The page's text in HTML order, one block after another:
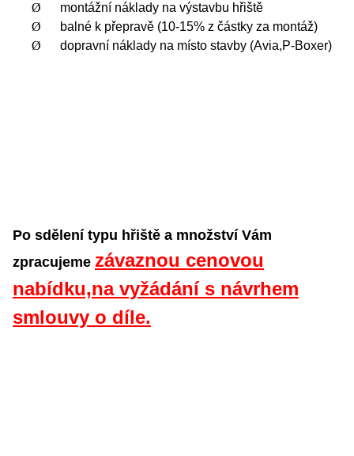
Ø
montážní náklady na výstavbu hřiště
Ø
balné k přepravě (10-15% z částky za montáž)
Ø
dopravní náklady na místo stavby (Avia,P-Boxer)
Po sdělení typu hřiště a množství Vám
zpracujeme závaznou cenovou
nabídku,na vyžádání s návrhem
smlouvy o díle.